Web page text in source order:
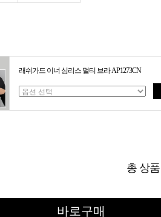
래쉬가드 이너 심리스 멀티 브라 AP1273CN
총 상
바로구매